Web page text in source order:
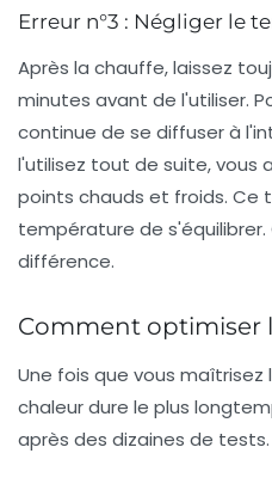
Erreur n°3 : Négliger le
Après la chauffe, laissez
minutes avant de l'utiliser.
continue de se diffuser à
l'utilisez tout de suite, vous
points chauds et froids. Ce
température de
différence.
Comment optimiser
Une fois que vous
chaleur dure le plus
après des dizaines de tests.